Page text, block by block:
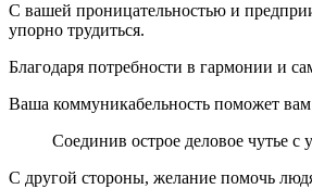
С вашей проницательностью и
упорно трудиться.
Благодаря потребности в гармонии и
Ваша коммуникабельность поможет
Соединив острое деловое чутье
С другой стороны, желание помочь